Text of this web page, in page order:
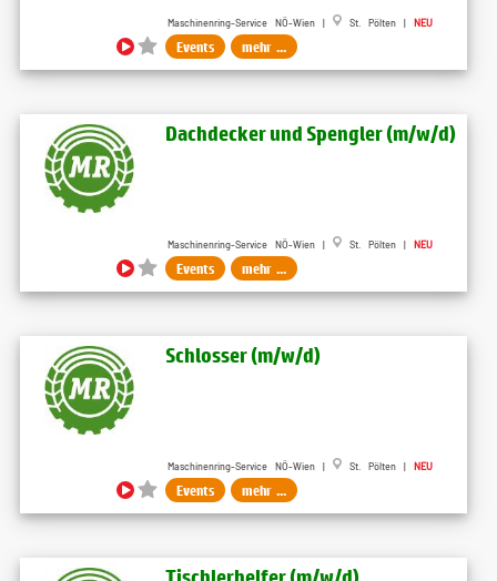
Maschinenring-Service NÖ-Wien | St. Pölten | NEU
Events mehr ...
Dachdecker und Spengler (m​/w​/d)
Maschinenring-Service NÖ-Wien | St. Pölten | NEU
Events mehr ...
Schlosser (m​/w​/d)
Maschinenring-Service NÖ-Wien | St. Pölten | NEU
Events mehr ...